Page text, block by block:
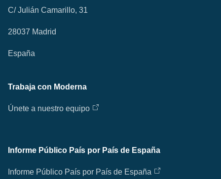
C/ Julián Camarillo, 31
28037 Madrid
España
Trabaja con Moderna
Únete a nuestro equipo
Informe Público País por País de España
Informe Público País por País de España